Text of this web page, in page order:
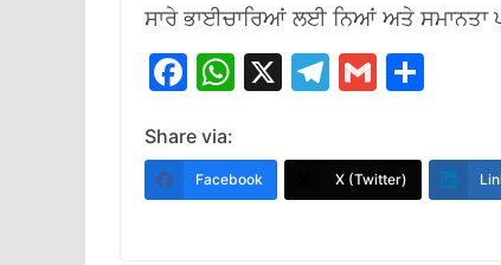
ਸਾਰੇ ਭਾਈਚਾਰਿਆਂ ਲਈ ਨਿਆਂ ਅਤੇ ਸਮਾਨਤਾ
F
e
b
W
at
s
X T
e
gr
G
ai
l
ar
e
Share via:
Facebook X (Twitter)